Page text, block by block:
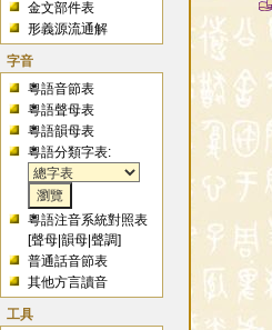
金文部件表
形義源流通解
字音
粵語音節表
粵語聲母表
粵語韻母表
粵語分類字表:
粵語注音系統對照表
[聲母 |韻母 |聲調]
普通話音節表
其他方言讀音
工具